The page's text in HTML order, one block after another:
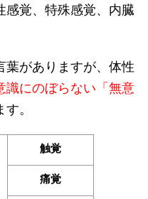
感覚、特殊感覚、内臓
葉がありますが、体性
識にのぼらない「無意
。
触覚
痛覚